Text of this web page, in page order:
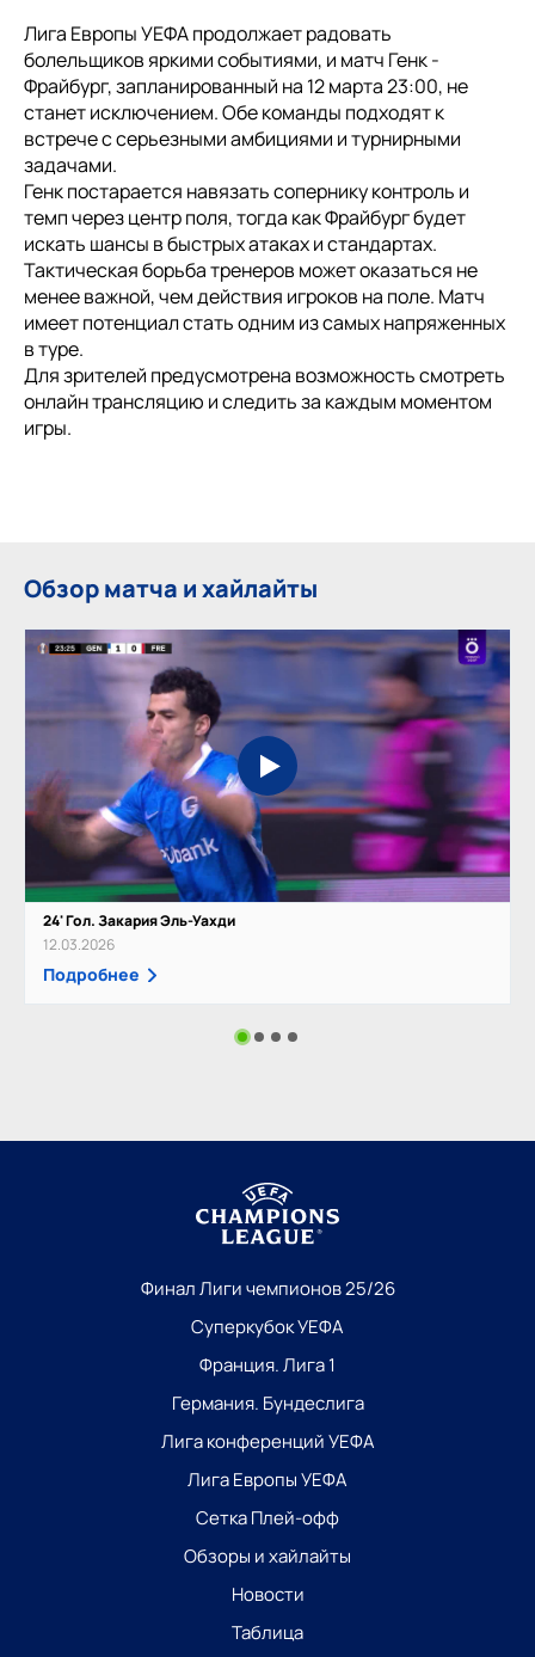
Лига Европы УЕФА продолжает радовать
болельщиков яркими событиями, и матч Генк -
Фрайбург, запланированный на 12 марта 23:00, не
станет исключением. Обе команды подходят к
встрече с серьезными амбициями и турнирными
задачами.
Генк постарается навязать сопернику контроль и
темп через центр поля, тогда как Фрайбург будет
искать шансы в быстрых атаках и стандартах.
Тактическая борьба тренеров может оказаться не
менее важной, чем действия игроков на поле. Матч
имеет потенциал стать одним из самых напряженных
в туре.
Для зрителей предусмотрена возможность смотреть
онлайн трансляцию и следить за каждым моментом
игры.
Обзор матча и хайлайты
24' Гол. Закария Эль-Уахди
12.03.2026
Подробнее
Финал Лиги чемпионов 25/26
Суперкубок УЕФА
Франция. Лига 1
Германия. Бундеслига
Лига конференций УЕФА
Лига Европы УЕФА
Сетка Плей-офф
Обзоры и хайлайты
Новости
Таблица